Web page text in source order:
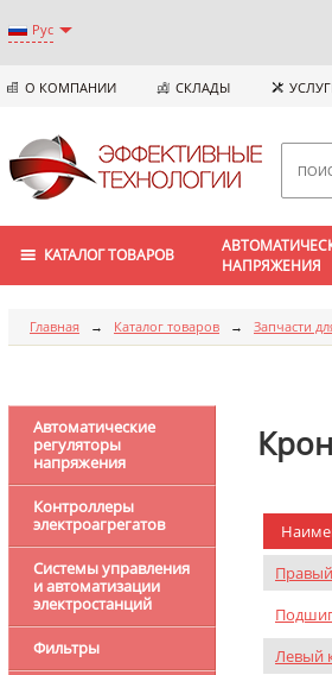
Рус
О КОМПАНИИ СКЛАДЫ
КАТАЛОГ ТОВАРОВ
НАПРЯЖЕНИЯ
Главная → Каталог товаров → Запчасти
Автоматические
регуляторы
напряжения
Контроллеры
электроагрегатов
Системы управления
и автоматизации
электростанций
Фильтры
Левый